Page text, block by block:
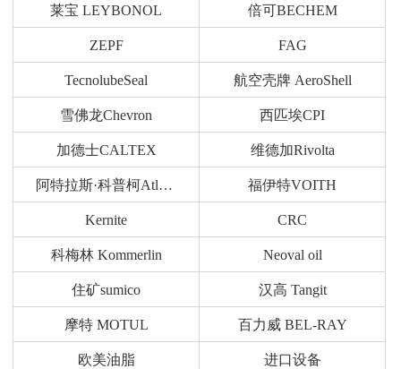
莱宝 LEYBONOL 倍可BECHEM
ZEPF FAG
TecnolubeSeal 航空壳牌 AeroShell
雪佛龙Chevron 西匹埃CPI
加德士CALTEX 维德加Rivolta
阿特拉斯·科普柯Atlas Copco 福伊特VOITH
Kernite CRC
科梅林 Kommerlin Neoval oil
住矿sumico 汉高 Tangit
摩特 MOTUL 百力威 BEL-RAY
欧美油脂 进口设备